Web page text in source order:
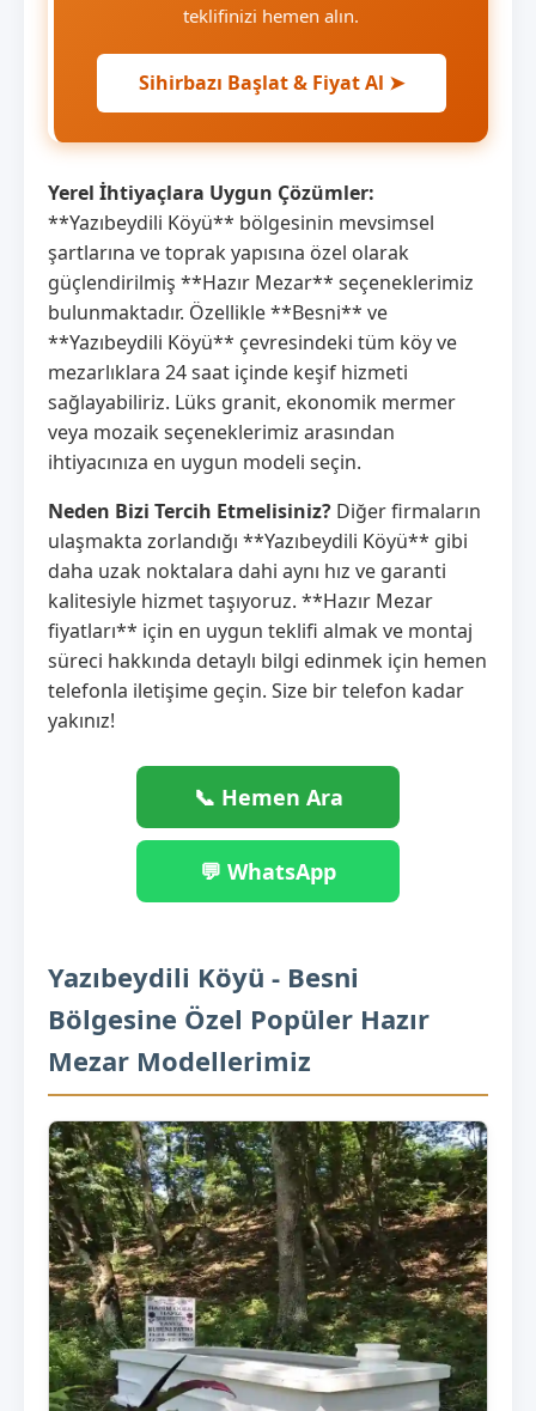
teklifinizi hemen alın.
Sihirbazı Başlat & Fiyat Al ➤
Yerel İhtiyaçlara Uygun Çözümler:
**Yazıbeydili Köyü** bölgesinin mevsimsel
şartlarına ve toprak yapısına özel olarak
güçlendirilmiş **Hazır Mezar** seçeneklerimiz
bulunmaktadır. Özellikle **Besni** ve
**Yazıbeydili Köyü** çevresindeki tüm köy ve
mezarlıklara 24 saat içinde keşif hizmeti
sağlayabiliriz. Lüks granit, ekonomik mermer
veya mozaik seçeneklerimiz arasından
ihtiyacınıza en uygun modeli seçin.
Neden Bizi Tercih Etmelisiniz? Diğer firmaların
ulaşmakta zorlandığı **Yazıbeydili Köyü** gibi
daha uzak noktalara dahi aynı hız ve garanti
kalitesiyle hizmet taşıyoruz. **Hazır Mezar
fiyatları** için en uygun teklifi almak ve montaj
süreci hakkında detaylı bilgi edinmek için hemen
telefonla iletişime geçin. Size bir telefon kadar
yakınız!
📞 Hemen Ara
💬 WhatsApp
Yazıbeydili Köyü - Besni
Bölgesine Özel Popüler Hazır
Mezar Modellerimiz